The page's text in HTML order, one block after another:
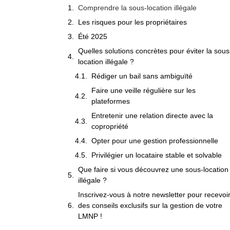
Comprendre la sous-location illégale
Les risques pour les propriétaires
Été 2025
Quelles solutions concrètes pour éviter la
location illégale ?
Rédiger un bail sans ambiguïté
Faire une veille régulière sur les
plateformes
Entretenir une relation directe avec la
copropriété
Opter pour une gestion professionnelle
Privilégier un locataire stable et solvable
Que faire si vous découvrez une sous-location
illégale ?
Inscrivez-vous à notre newsletter pour recevoir
des conseils exclusifs sur la gestion de votre
LMNP !